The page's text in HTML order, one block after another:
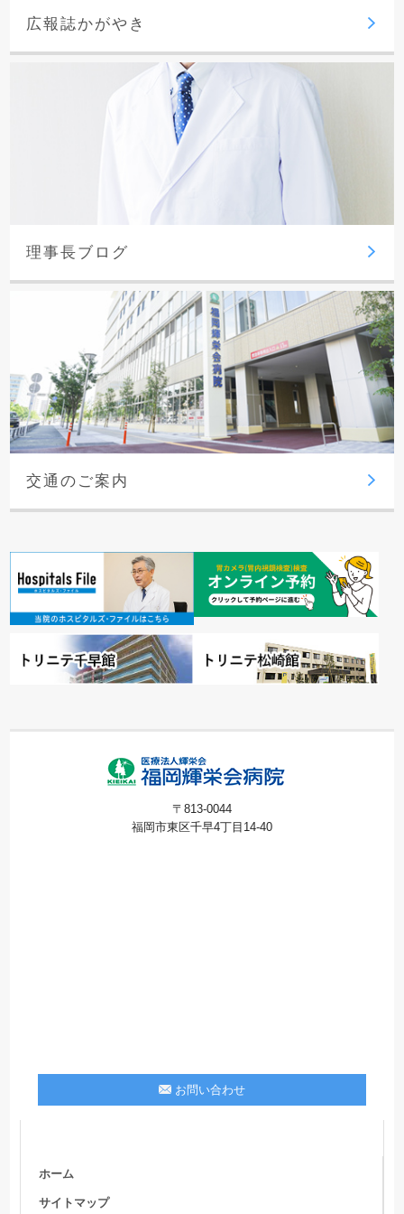
広報誌かがやき
理事長ブログ
交通のご案内
〒813-0044
福岡市東区千早4丁目14-40
お問い合わせ
ホーム
サイトマップ